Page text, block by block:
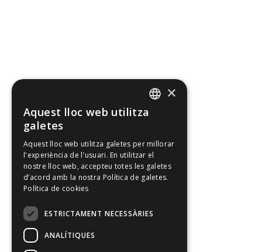
ENGLISH
×
Aquest lloc web utilitza
galetes
Aquest lloc web utilitza galetes per millorar
l'experiència de l'usuari. En utilitzar el
nostre lloc web, accepteu totes les galetes
d’acord amb la nostra Política de galetes.
Política de cookies
ESTRICTAMENT NECESSÀRIES
ANALÍTIQUES